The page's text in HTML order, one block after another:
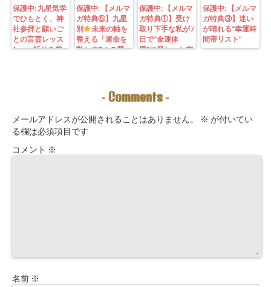
保護中: 九星気学
でひもとく、神
社参拝と願いご
との言霊レッス
ン—— 祈りを整
保護中: 【メルマ
ガ特典⑤】九星
別
未来の軸を
整える「運命を
動かす7つの質
ーチングできま
保護中: 【メルマ
ガ特典①】受け
取り下手な私が7
日で“金運体
質”に変わった方
九星別・金運ブ
ロックを外す開
保護中: 【メルマ
ガ特典③】迷い
が晴れる“幸運時
間帯リスト”
- Comments -
メールアドレスが公開されることはありません。 ※ が付いてい
る欄は必須項目です
コメント ※
名前 ※